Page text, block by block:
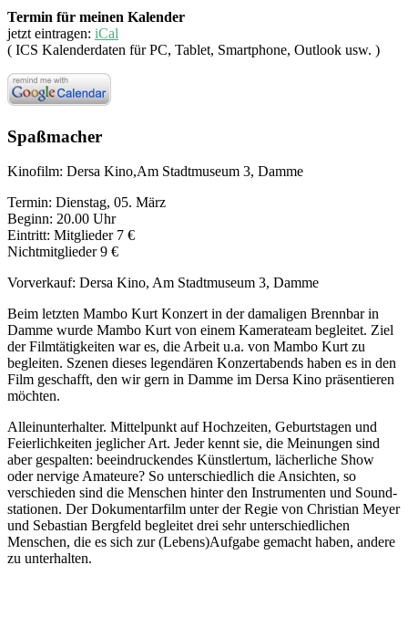
Termin für meinen Kalender
jetzt eintragen: iCal
( ICS Kalenderdaten für PC, Tablet, Smartphone, Outlook usw. )
Spaßmacher
Kinofilm: Dersa Kino,Am Stadtmuseum 3, Damme
Termin: Dienstag, 05. März
Beginn: 20.00 Uhr
Eintritt: Mitglieder 7 €
Nichtmitglieder 9 €
Vorverkauf: Dersa Kino, Am Stadtmuseum 3, Damme
Beim letzten Mambo Kurt Konzert in der damaligen Brennbar in
Damme wurde Mambo Kurt von einem Kamerateam begleitet. Ziel
der Filmtätigkeiten war es, die Arbeit u.a. von Mambo Kurt zu
begleiten. Szenen dieses legendären Konzertabends haben es in den
Film geschafft, den wir gern in Damme im Dersa Kino präsentieren
möchten.
Alleinunterhalter. Mittelpunkt auf Hochzeiten, Geburtstagen und
Feierlichkeiten jeglicher Art. Jeder kennt sie, die Meinungen sind
aber gespalten: beeindruckendes Künstlertum, lächerliche Show
oder nervige Amateure? So unterschiedlich die Ansichten, so
verschieden sind die Menschen hinter den Instrumenten und Sound-
stationen. Der Dokumentarfilm unter der Regie von Christian Meyer
und Sebastian Bergfeld begleitet drei sehr unterschiedlichen
Menschen, die es sich zur (Lebens)Aufgabe gemacht haben, andere
zu unterhalten.